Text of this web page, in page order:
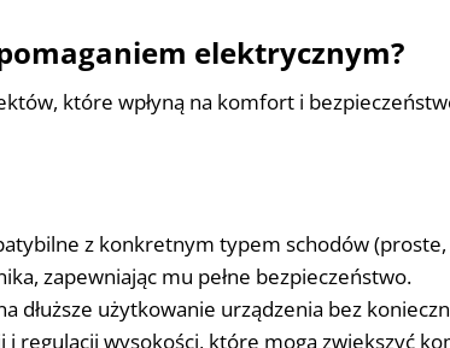
elektrycznym?
które wpłyną na komfort i
z konkretnym typem schodów (proste,
zapewniając mu pełne bezpieczeństwo.
użytkowanie urządzenia bez
regulacji wysokości, które mogą zwiększyć